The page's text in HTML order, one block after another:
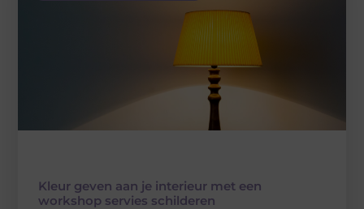
Kleur geven aan je interieur met een
workshop servies schilderen